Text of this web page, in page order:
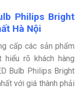
Philips Bright
Hà Nội
cấp các sản phẩm
rõ khách hàng
Bulb Philips Bright
với giá thành phải